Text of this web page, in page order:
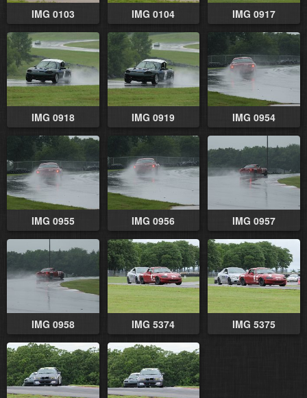
IMG 0103 IMG 0104 IMG 0917
IMG 0918 IMG 0919 IMG 0954
IMG 0955 IMG 0956 IMG 0957
IMG 0958 IMG 5374 IMG 5375